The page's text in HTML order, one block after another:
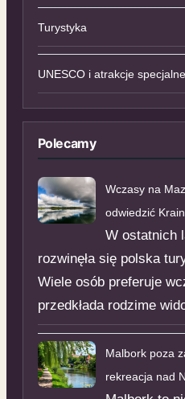
Turystyka
UNESCO i atrakcje
Polecamy
Wczasy na
odwiedzić
W ostatnich
rozwinęła się polska
Wiele osób preferuje
przedkłada rodzime
Malbork poza
rekreacja nad